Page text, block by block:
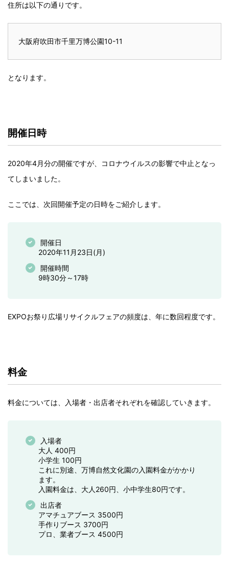
住所は以下の通りです。
大阪府吹田市千里万博公園10-11
となります。
開催日時
2020年4月分の開催ですが、コロナウイルスの影響で中止となっ
てしまいました。
ここでは、次回開催予定の日時をご紹介します。
開催日
2020年11月23日(月)
開催時間
9時30分～17時
EXPOお祭り広場リサイクルフェアの頻度は、年に数回程度です。
料金
料金については、入場者・出店者それぞれを確認していきます。
入場者
大人 400円
小学生 100円
これに別途、万博自然文化園の入園料金がかかり
ます。
入園料金は、大人260円、小中学生80円です。
出店者
アマチュアブース 3500円
手作りブース 3700円
プロ、業者ブース 4500円